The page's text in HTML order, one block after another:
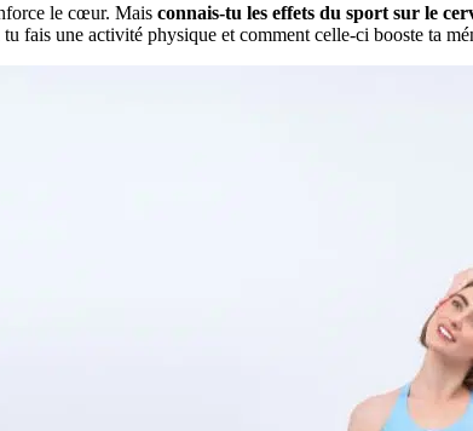
le cœur. Mais connais-tu les effets du sport sur le
fais une activité physique et comment celle-ci booste ta